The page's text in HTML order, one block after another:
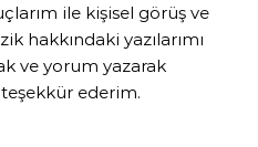
ile kişisel görüş ve
hakkındaki yazılarımı
ve yorum yazarak
ederim.